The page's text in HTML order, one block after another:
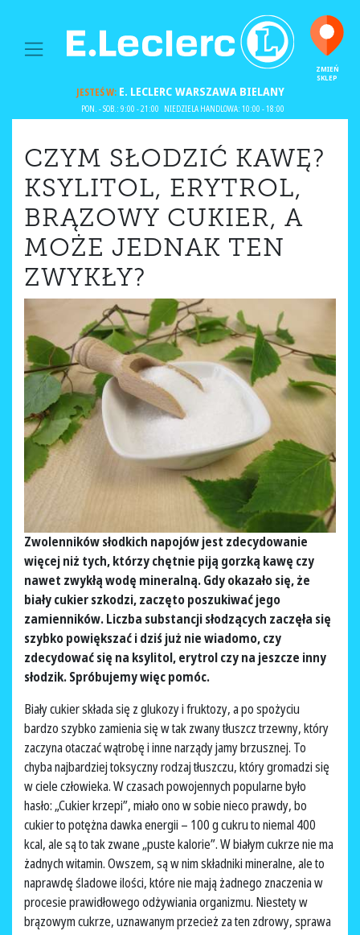
MAIN NAVIGATION
ZMIEŃ
SKLEP
JESTEŚ W:E. LECLERC WARSZAWA BIELANY
PON. - SOB.: 9:00 - 21:00 NIEDZIELA HANDLOWA: 10:00 - 18:00
CZYM SŁODZIĆ KAWĘ?
KSYLITOL, ERYTROL,
BRĄZOWY CUKIER, A
MOŻE JEDNAK TEN
ZWYKŁY?
Zwolenników słodkich napojów jest zdecydowanie
więcej niż tych, którzy chętnie piją gorzką kawę czy
nawet zwykłą wodę mineralną. Gdy okazało się, że
biały cukier szkodzi, zaczęto poszukiwać jego
zamienników. Liczba substancji słodzących zaczęła się
szybko powiększać i dziś już nie wiadomo, czy
zdecydować się na ksylitol, erytrol czy na jeszcze inny
słodzik. Spróbujemy więc pomóc.
Biały cukier składa się z glukozy i fruktozy, a po spożyciu
bardzo szybko zamienia się w tak zwany tłuszcz trzewny, który
zaczyna otaczać wątrobę i inne narządy jamy brzusznej. To
chyba najbardziej toksyczny rodzaj tłuszczu, który gromadzi się
w ciele człowieka. W czasach powojennych popularne było
hasło: „Cukier krzepi”, miało ono w sobie nieco prawdy, bo
cukier to potężna dawka energii – 100 g cukru to niemal 400
kcal, ale są to tak zwane „puste kalorie”. W białym cukrze nie ma
żadnych witamin. Owszem, są w nim składniki mineralne, ale to
naprawdę śladowe ilości, które nie mają żadnego znaczenia w
procesie prawidłowego odżywiania organizmu. Niestety w
brązowym cukrze, uznawanym przecież za ten zdrowy, sprawa